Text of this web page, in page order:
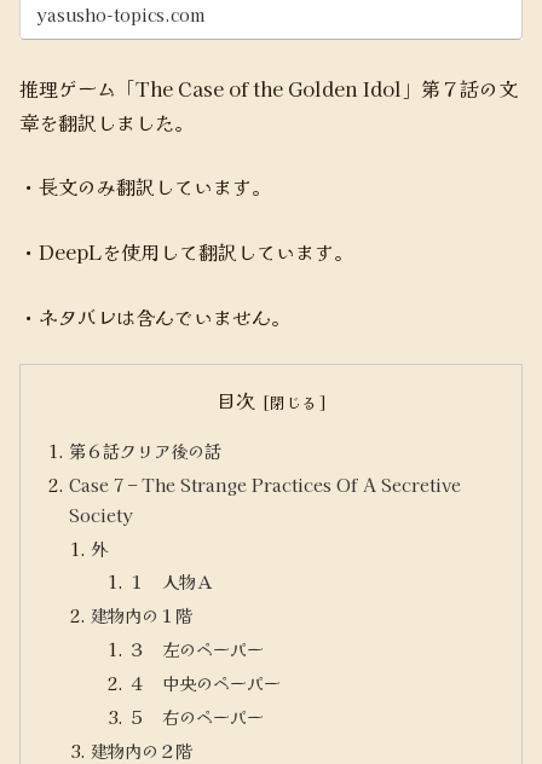
yasusho-topics.com
推理ゲーム「The Case of the Golden Idol」第７話の文
章を翻訳しました。
・長文のみ翻訳しています。
・DeepLを使用して翻訳しています。
・ネタバレは含んでいません。
目次
第６話クリア後の話
Case 7 – The Strange Practices Of A Secretive
Society
外
１ 人物Ａ
建物内の１階
３ 左のペーパー
４ 中央のペーパー
５ 右のペーパー
建物内の２階